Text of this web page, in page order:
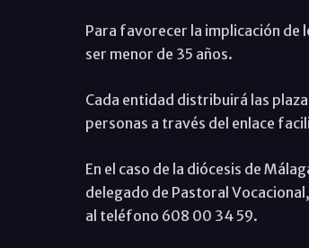
Para favorecer la implicación de
ser menor de 35 años.
Cada entidad distribuirá las
personas a través del enlace
En el caso de la diócesis de
delegado de Pastoral
al teléfono 608 00 34 59.